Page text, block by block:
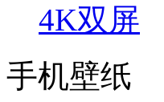
4K双屏
手机壁纸